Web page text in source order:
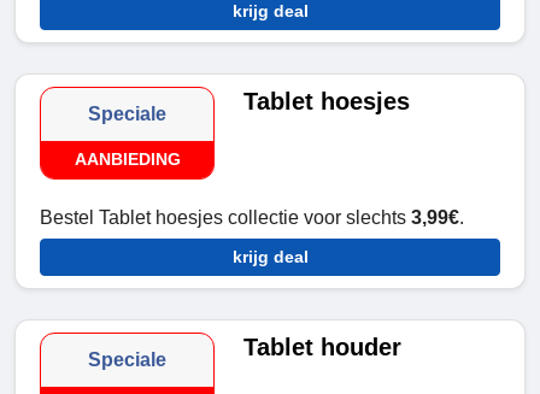
krijg deal
Speciale
AANBIEDING
Tablet hoesjes
Bestel Tablet hoesjes collectie voor slechts 3,99€.
krijg deal
Speciale Tablet houder